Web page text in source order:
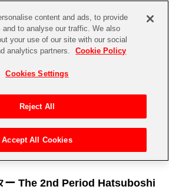
STORE EVENT
ズ
ルマスター シリーズ>学園アイドルマスター
ー The 2nd Period Hatsuboshi
content and ads, to provide
and to analyse our traffic. We also
your use of our site with our social
analytics partners.
Cookie Policy
Cookies Settings
Reject All
Accept All Cookies